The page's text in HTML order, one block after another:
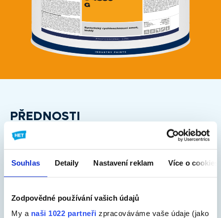
Souhlas Detaily Nastavení reklam Více o cookies
Zodpovědné používání vašich údajů
My a naši 1022 partneři zpracováváme vaše údaje (jako
PŘEDNOSTI
vhodný pro korozní prostředí C2, C3